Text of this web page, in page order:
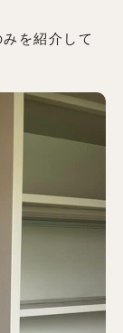
を紹介して